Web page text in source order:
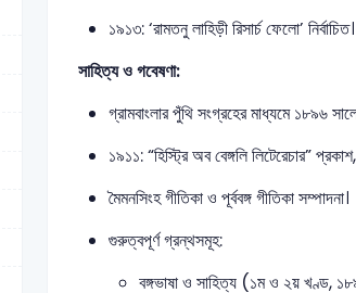
১৯১৩: ‘রামতনু লাহিড়ী রিসার্চ ফেলো’
সাহিত্য ও গবেষণা:
গ্রামবাংলার পুঁথি সংগ্রহের মাধ্যমে ১৮৯৬
১৯১১: “হিস্ট্রি অব বেঙ্গলি লিটেরেচার”
মৈমনসিংহ গীতিকা ও পূর্ববঙ্গ গীতিকা সম্পাদনা।
গুরুত্বপূর্ণ গ্রন্থসমূহ:
বঙ্গভাষা ও সাহিত্য (১ম ও ২য় খণ্ড,